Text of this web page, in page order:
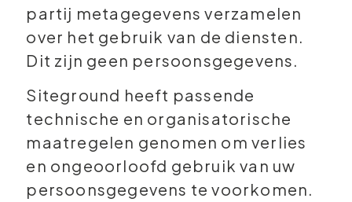
partij metagegevens verzamelen
over het gebruik van de diensten.
Dit zijn geen persoonsgegevens.
Siteground heeft passende
technische en organisatorische
maatregelen genomen om verlies
en ongeoorloofd gebruik van uw
persoonsgegevens te voorkomen.